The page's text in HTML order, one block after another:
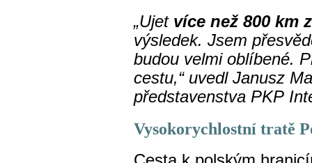
„Ujet více než 800 km
výsledek. Jsem
budou velmi oblíbené.
cestu,“ uvedl Janusz
představenstva PKP
Vysokorychlostní tratě